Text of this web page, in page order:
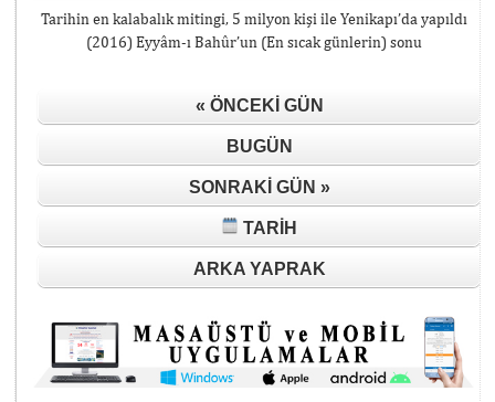
Tarihin en kalabalık mitingi, 5 milyon kişi ile Yenikapı’da yapıldı
(2016) Eyyâm-ı Bahûr’un (En sıcak günlerin) sonu
« ÖNCEKI GÜN
BUGÜN
SONRAKI GÜN »
TARIH
ARKA YAPRAK